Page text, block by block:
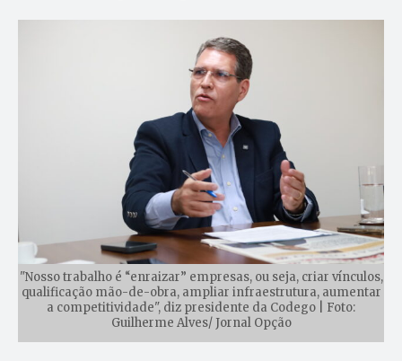
"Nosso trabalho é “enraizar” empresas, ou seja, criar vínculos,
qualificação mão-de-obra, ampliar infraestrutura, aumentar
a competitividade", diz presidente da Codego | Foto:
Guilherme Alves/ Jornal Opção